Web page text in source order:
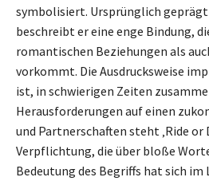
symbolisiert. Ursprünglich geprägt
beschreibt er eine enge Bindung,
romantischen Beziehungen als
vorkommt. Die Ausdrucksweise
ist, in schwierigen Zeiten
Herausforderungen auf einen
und Partnerschaften steht ‚Ride or
Verpflichtung, die über bloße
Bedeutung des Begriffs hat sich im